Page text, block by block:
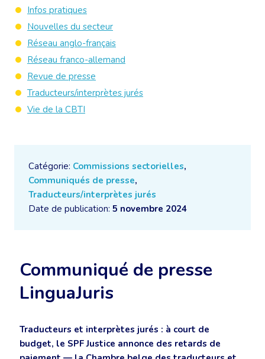
Catégorie: Commissions sectorielles,
Communiqués de presse,
Traducteurs/interprètes jurés
Date de publication: 5 novembre 2024
Communiqué de presse
LinguaJuris
Traducteurs et interprètes jurés : à court de
budget, le SPF Justice annonce des retards de
Infos pratiques
Nouvelles du secteur
Réseau anglo-français
Réseau franco-allemand
Revue de presse
Traducteurs/interprètes jurés
Vie de la CBTI